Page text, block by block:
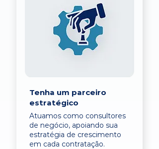
Tenha um parceiro
estratégico
Atuamos como consultores
de negócio, apoiando sua
estratégia de crescimento
em cada contratação.